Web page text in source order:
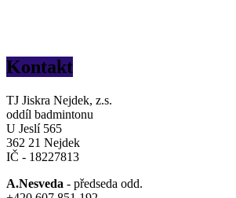
Kontakt
TJ Jiskra Nejdek, z.s.
oddíl badmintonu
U Jeslí 565
362 21 Nejdek
IČ - 18227813
A.Nesveda - předseda odd.